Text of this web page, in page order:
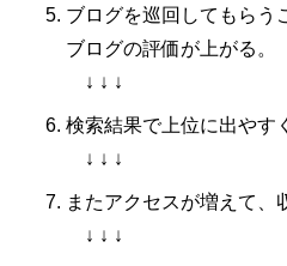
ブログを巡回してもらう
ブログの評価が上がる。
↓ ↓ ↓
検索結果で上位に出やす
↓ ↓ ↓
またアクセスが増えて、
↓ ↓ ↓